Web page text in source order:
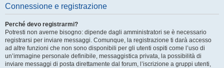
Connessione e registrazione
Perché devo registrarmi?
Potresti non averne bisogno: dipende dagli amministratori se è necessario
registrarsi per inviare messaggi. Comunque, la registrazione ti darà accesso
ad altre funzioni che non sono disponibili per gli utenti ospiti come l’uso di
un’immagine personale definibile, messaggistica privata, la possibilità di
inviare messaggi di posta direttamente dal forum, l’iscrizione a gruppi utenti,